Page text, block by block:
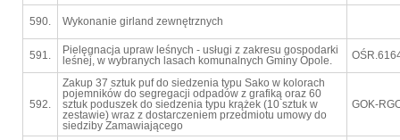
590. Wykonanie girland zewnętrznych
591.
Pielęgnacja upraw leśnych - usługi z zakresu gospodarki
leśnej, w wybranych lasach komunalnych Gminy Opole.
592.
Zakup 37 sztuk puf do siedzenia typu Sako w kolorach
pojemników do segregacji odpadów z grafiką oraz 60
sztuk poduszek do siedzenia typu krążek (10 sztuk w
zestawie) wraz z dostarczeniem przedmiotu umowy do
siedziby Zamawiającego
GOK-